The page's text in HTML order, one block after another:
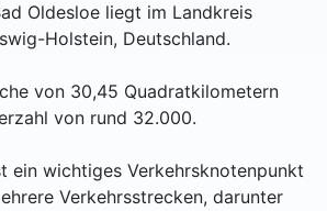
Oldesloe liegt im Landkreis
Holstein, Deutschland.
von 30,45 Quadratkilometern
von rund 32.000.
ein wichtiges Verkehrsknotenpunkt
Verkehrsstrecken, darunter